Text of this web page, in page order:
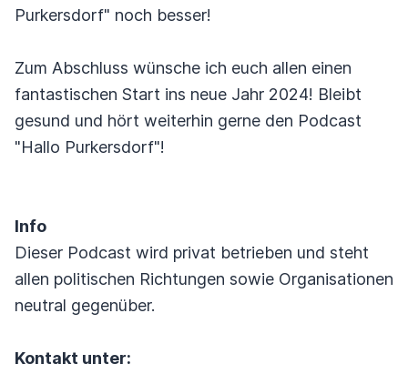
Purkersdorf" noch besser!
Zum Abschluss wünsche ich euch allen einen
fantastischen Start ins neue Jahr 2024! Bleibt
gesund und hört weiterhin gerne den Podcast
"Hallo Purkersdorf"!
Info
Dieser Podcast wird privat betrieben und steht
allen politischen Richtungen sowie Organisationen
neutral gegenüber.
Kontakt unter: